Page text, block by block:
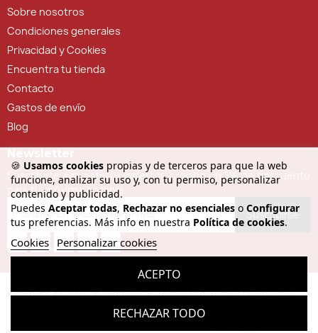
🍪 Usamos cookies propias y de terceros para que la web
funcione, analizar su uso y, con tu permiso, personalizar
contenido y publicidad.
Puedes Aceptar todas, Rechazar no esenciales o Configurar
tus preferencias. Más info en nuestra Política de cookies.
Cookies Personalizar cookies
RECHAZAR TODO
ACEPTO
Sobre nosotros
Condiciones generales
Privacidad y Cookies
Encuentra tu tienda
Contacto
Gastos de envío
Blog
Suscríbete a nuestra newsletter y recibe un 5% de descuento
para tu próxima compra
Suscribirse
Copyright © - Versión Profesional. Todos los derechos reservados